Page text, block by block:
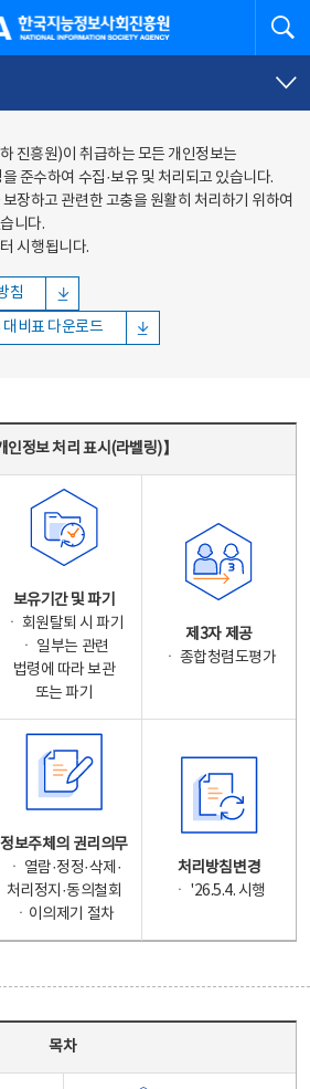
정보사회진흥원
진흥원)이 취급하는 모든 개인정보는
준수하여 수집·보유 및 처리되고 있습니다.
장하고 관련한 고충을 원활히 처리하기 위하여
니다.
시행됩니다.
침
대비표 다운로드
인정보 처리 표시(라벨링)】
보유기간 및 파기
ㆍ 회원탈퇴 시 파기
ㆍ 일부는 관련
법령에 따라 보관
또는 파기
제3자 제공
ㆍ 종합청렴도평가
정보주체의 권리의무
ㆍ 열람·정정·삭제·
처리정지·동의철회
ㆍ이의제기 절차
처리방침변경
ㆍ '26.5.4. 시행
목차